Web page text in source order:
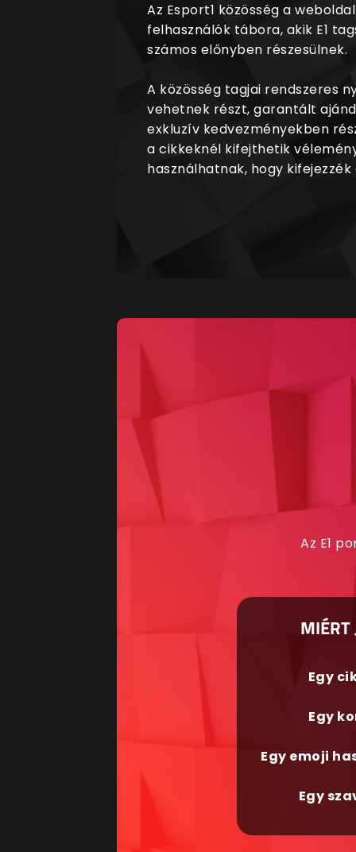
Az Esport1 közösség a
felhasználók tábora, akik E1
számos előnyben részesülnek.
A közösség tagjai rendszeres
vehetnek részt, garantált
exkluzív kedvezményekben
a cikkeknél kifejthetik
használhatnak, hogy
Az E1
MIÉRT
Egy
Egy
Egy emoji
Egy